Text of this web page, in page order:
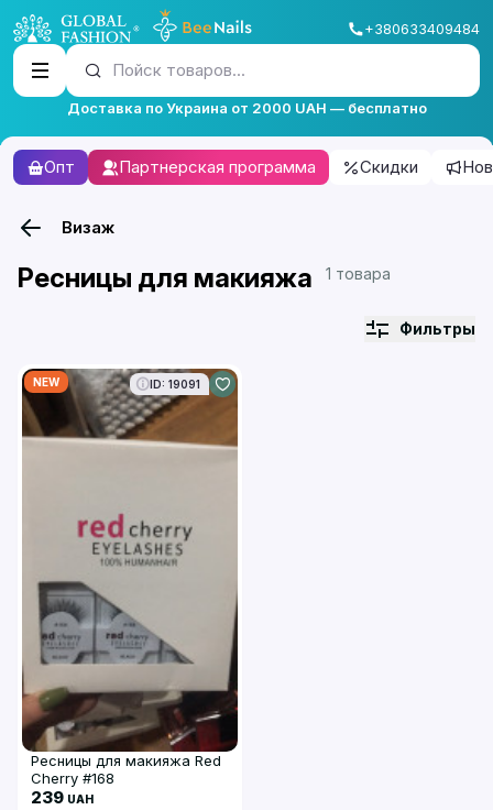
+380633409484
Пойск товаров...
Доставка по Украина от 2000 UAH — бесплатно
Опт Партнерская программа Скидки
Визаж
Ресницы для макияжа 1 товара
Фильтры
NEW ID: 19091
Ресницы для макияжа Red
Cherry #168
239 UAH